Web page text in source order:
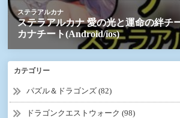
カテゴリー
パズル＆ドラゴンズ (82)
ドラゴンクエストウォーク (98)